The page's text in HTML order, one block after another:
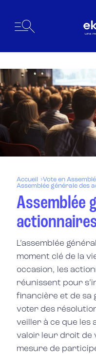
Accueil
Vote en
Assemblée générale des
Assemblée
L’assemblée
moment clé de la
occasion, les
réunissent pour
financière et de sa
voter des
veiller à ce que les
valoir leur droit de
mesure de